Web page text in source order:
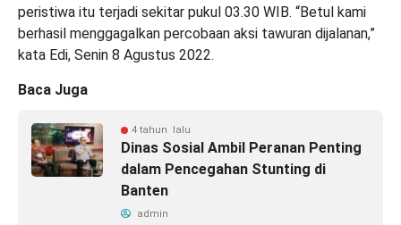
peristiwa itu terjadi sekitar pukul 03.30 WIB. “Betul kami
berhasil menggagalkan percobaan aksi tawuran dijalanan,”
kata Edi, Senin 8 Agustus 2022.
Baca Juga
4 tahun lalu
Dinas Sosial Ambil Peranan Penting
dalam Pencegahan Stunting di
Banten
admin